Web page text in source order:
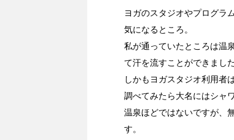
ヨガのスタジオやプログラ
気になるところ。
私が通っていたところは温
て汗を流すことができました
しかもヨガスタジオ利用者
調べてみたら大名にはシャ
温泉ほどではないですが、
す。